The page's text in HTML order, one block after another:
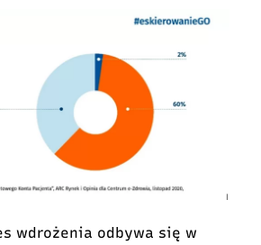
wdrożenia odbywa się w